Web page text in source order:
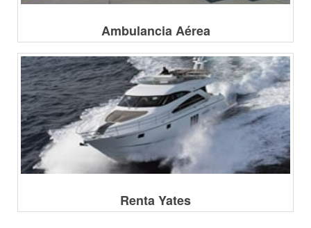
Ambulancia Aérea
Renta Yates